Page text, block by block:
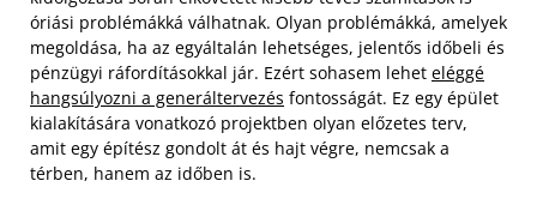
óriási problémákká válhatnak. Olyan problémákká, amelyek
megoldása, ha az egyáltalán lehetséges, jelentős időbeli és
pénzügyi ráfordításokkal jár. Ezért sohasem lehet eléggé
hangsúlyozni a generáltervezés fontosságát. Ez egy épület
kialakítására vonatkozó projektben olyan előzetes terv,
amit egy építész gondolt át és hajt végre, nemcsak a
térben, hanem az időben is.